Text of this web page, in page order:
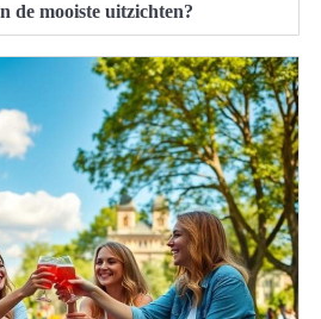
de mooiste uitzichten?